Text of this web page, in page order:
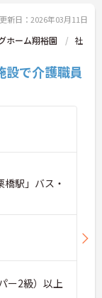
更新日：2026年03月11日
ホーム翔裕園
社
設で介護職員
駅」バス・
ー2級）以上